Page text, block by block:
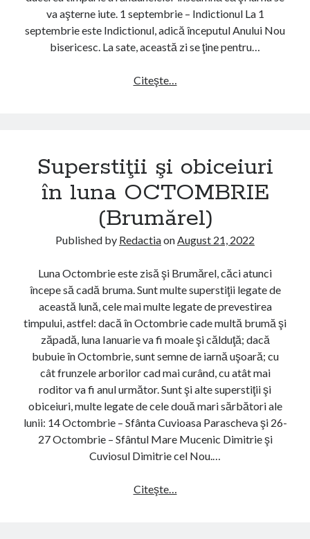
u
r
i
î
l
U
G
U
S
T
G
u
s
t
a
r
)
va aşterne iute. 1 septembrie – Indictionul La 1
septembrie este Indictionul, adică începutul Anului Nou
bisericesc. La sate, această zi se ţine pentru…
Citeşte…
s
i
ţ
i
i
i
o
b
i
c
e
i
u
r
i
î
n
u
Superstiţii şi obiceiuri
în luna OCTOMBRIE
(Brumărel)
Published by RedactiaonAugust 21, 2022
Luna Octombrie este zisă şi Brumărel, căci atunci
începe să cadă bruma. Sunt multe superstiţii legate de
această lună, cele mai multe legate de prevestirea
timpului, astfel: dacă în Octombrie cade multă brumă şi
zăpadă, luna Ianuarie va fi moale şi călduţă; dacă
bubuie în Octombrie, sunt semne de iarnă uşoară; cu
cât frunzele arborilor cad mai curând, cu atât mai
roditor va fi anul următor. Sunt şi alte superstiţii şi
obiceiuri, multe legate de cele două mari sărbători ale
lunii: 14 Octombrie – Sfânta Cuvioasa Parascheva şi 26-
27 Octombrie – Sfântul Mare Mucenic Dimitrie şi
Cuviosul Dimitrie cel Nou.…
Citeşte…